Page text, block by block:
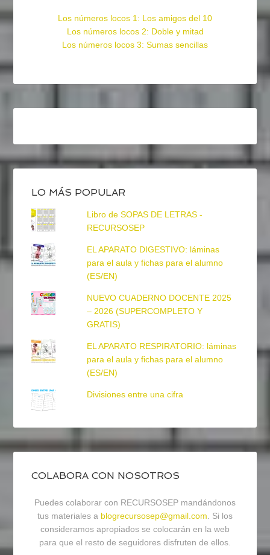
Los números locos 1: Los amigos del 10
Los números locos 2: Doble y mitad
Los números locos 3: Sumas sencillas
LO MÁS POPULAR
Libro de SOPAS DE LETRAS -
RECURSOSEP
EL APARATO DIGESTIVO: láminas
para el aula y fichas para el alumno
(ES/EN)
NUEVO CUADERNO DOCENTE 2025
– 2026 (SUPERCOMPLETO Y
GRATIS)
EL APARATO RESPIRATORIO: láminas
para el aula y fichas para el alumno
(ES/EN)
Divisiones entre una cifra
COLABORA CON NOSOTROS
Puedes colaborar con RECURSOSEP mandándonos
tus materiales a blogrecursosep@gmail.com. Si los
consideramos apropiados se colocarán en la web
para que el resto de seguidores disfruten de ellos.